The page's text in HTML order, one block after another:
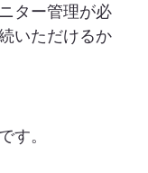
ター管理が必
いただけるか
す。